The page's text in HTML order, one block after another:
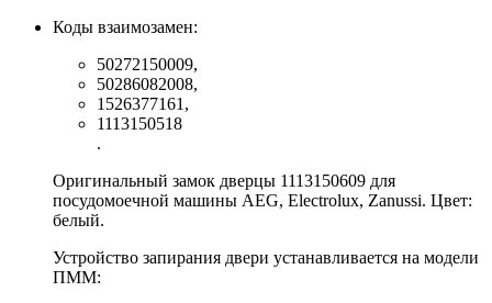
Коды взаимозамен:
50272150009,
50286082008,
1526377161,
1113150518
.
Оригинальный замок дверцы 1113150609 для
посудомоечной машины AEG, Electrolux, Zanussi. Цвет:
белый.
Устройство запирания двери устанавливается на модели
ПММ: